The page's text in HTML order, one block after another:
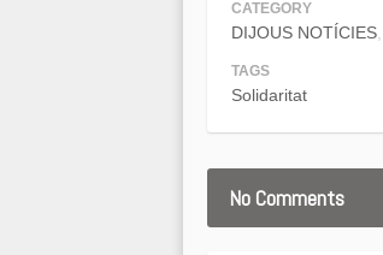
CATEGORY
DIJOUS NOTÍCIES
TAGS
Solidaritat
No Comments